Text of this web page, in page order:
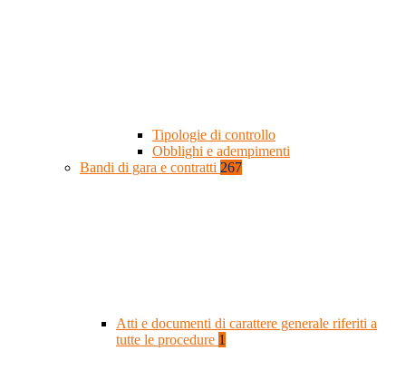
Tipologie di controllo
Obblighi e adempimenti
Bandi di gara e contratti 267
Atti e documenti di carattere generale riferiti a
tutte le procedure 1